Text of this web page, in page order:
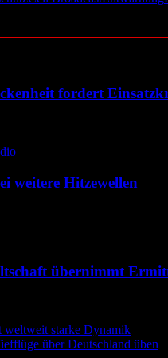
fordert
weitere Hitzewellen
übernimmt
starke Dynamik
über Deutschland üben